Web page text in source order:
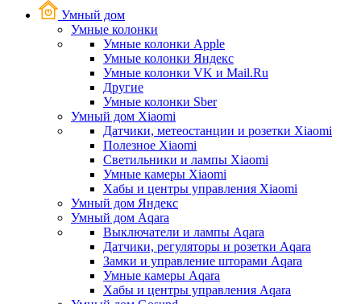
Умный дом
Умные колонки
Умные колонки Apple
Умные колонки Яндекс
Умные колонки VK и Mail.Ru
Другие
Умные колонки Sber
Умный дом Xiaomi
Датчики, метеостанции и розетки Xiaomi
Полезное Xiaomi
Светильники и лампы Xiaomi
Умные камеры Xiaomi
Хабы и центры управления Xiaomi
Умный дом Яндекс
Умный дом Aqara
Выключатели и лампы Aqara
Датчики, регуляторы и розетки Aqara
Замки и управление шторами Aqara
Умные камеры Aqara
Хабы и центры управления Aqara